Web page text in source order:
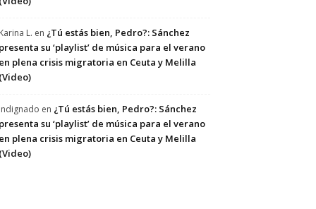
L. en ¿Tú estás bien, Pedro?: Sánchez
su ‘playlist’ de música para el verano
plena crisis migratoria en Ceuta y Melilla
en ¿Tú estás bien, Pedro?: Sánchez
su ‘playlist’ de música para el verano
plena crisis migratoria en Ceuta y Melilla